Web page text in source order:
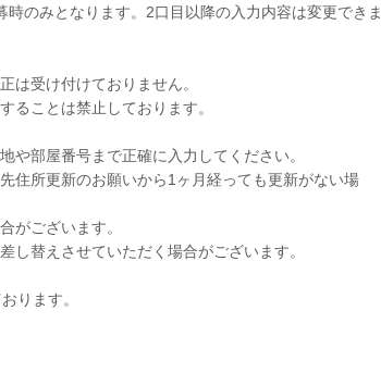
のみとなります。2口目以降の入力内容は変更できま
は受け付けておりません。
ることは禁止しております。
や部屋番号まで正確に入力してください。
住所更新のお願いから1ヶ月経っても更新がない場
がございます。
し替えさせていただく場合がございます。
ります。